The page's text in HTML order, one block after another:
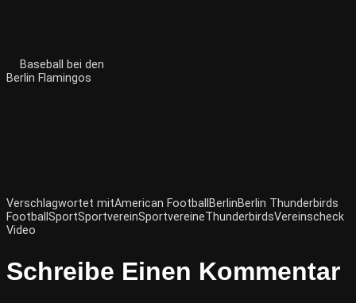
Baseball bei den
Berlin Flamingos
Verschlagwortet mitAmerican Football BerlinBerlin Thunderbirds
Football SportSportvereinSportvereineThunderbirdsVereinscheck
Video
Schreibe Einen Kommentar